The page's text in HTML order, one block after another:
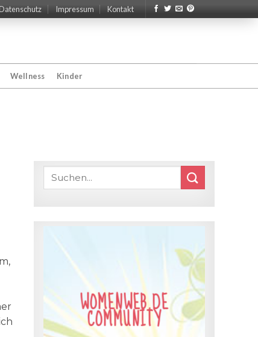
Datenschutz Impressum Kontakt
Wellness Kinder
WOMENWEB.DE
COMMUNITY